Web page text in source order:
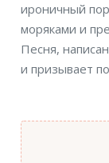
ироничный
моряками и
Песня,
и призывает